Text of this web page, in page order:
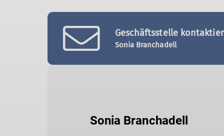
Geschäftsstelle
Sonia Branchadell
Sonia Branchadell